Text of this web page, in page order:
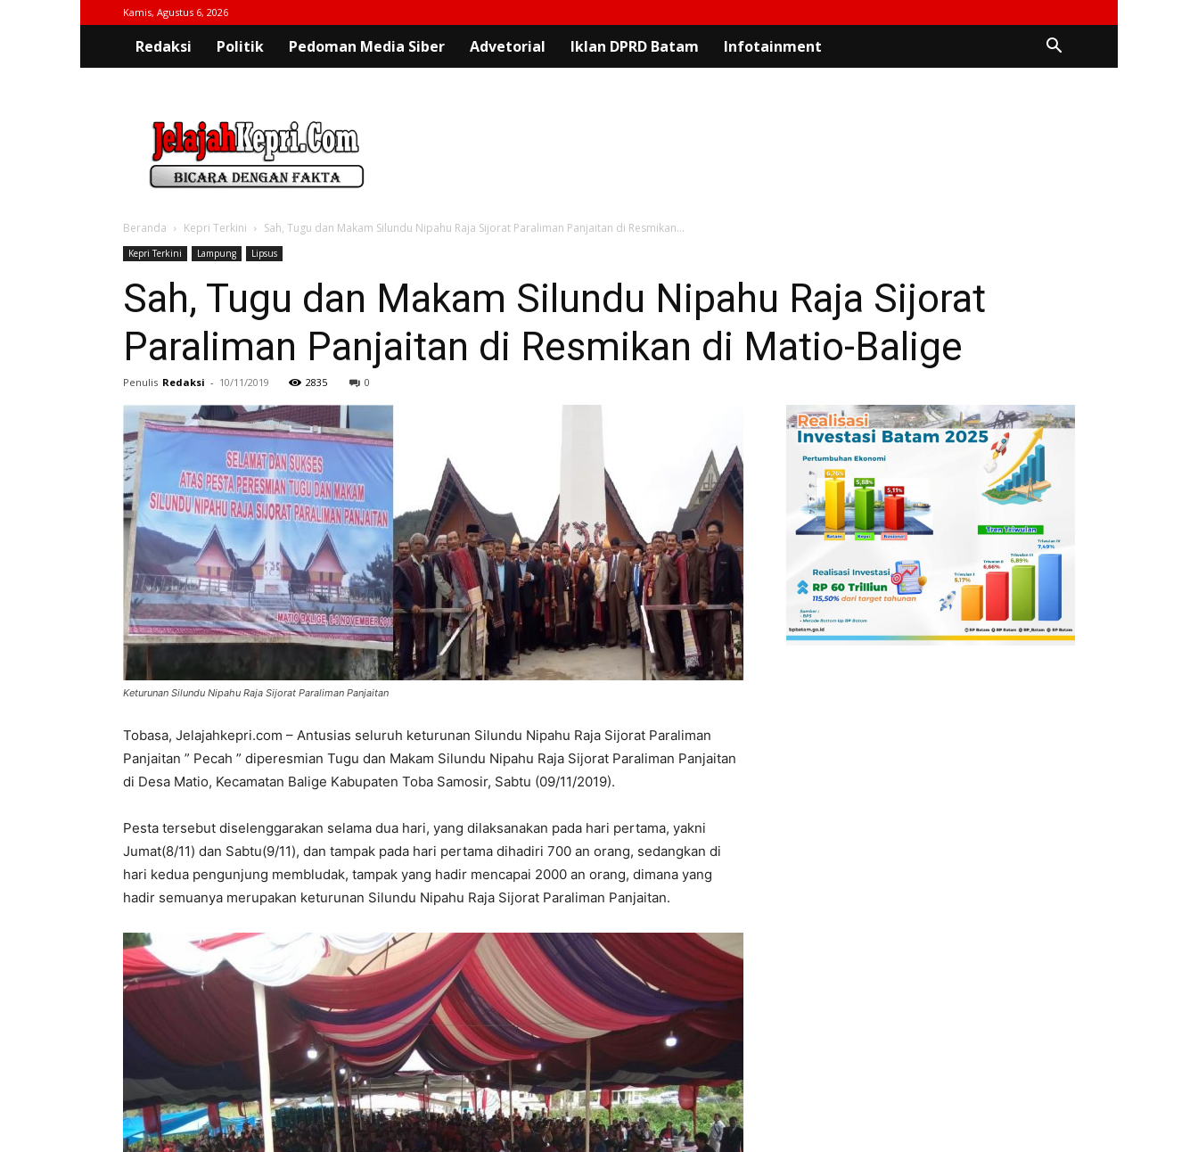
Kamis, Agustus 6, 2026
Redaksi Politik Pedoman Media Siber Advetorial Iklan DPRD Batam Infotainment
Beranda Kepri Terkini Sah, Tugu dan Makam Silundu Nipahu Raja Sijorat Paraliman Panjaitan di Resmikan...
Kepri Terkini Lampung Lipsus
Sah, Tugu dan Makam Silundu Nipahu Raja Sijorat
Paraliman Panjaitan di Resmikan di Matio-Balige
Penulis Redaksi - 10/11/2019 2835 0
Keturunan Silundu Nipahu Raja Sijorat Paraliman Panjaitan
Tobasa, Jelajahkepri.com – Antusias seluruh keturunan Silundu Nipahu Raja Sijorat Paraliman
Panjaitan ” Pecah ” diperesmian Tugu dan Makam Silundu Nipahu Raja Sijorat Paraliman Panjaitan
di Desa Matio, Kecamatan Balige Kabupaten Toba Samosir, Sabtu (09/11/2019).
Pesta tersebut diselenggarakan selama dua hari, yang dilaksanakan pada hari pertama, yakni
Jumat(8/11) dan Sabtu(9/11), dan tampak pada hari pertama dihadiri 700 an orang, sedangkan di
hari kedua pengunjung membludak, tampak yang hadir mencapai 2000 an orang, dimana yang
hadir semuanya merupakan keturunan Silundu Nipahu Raja Sijorat Paraliman Panjaitan.